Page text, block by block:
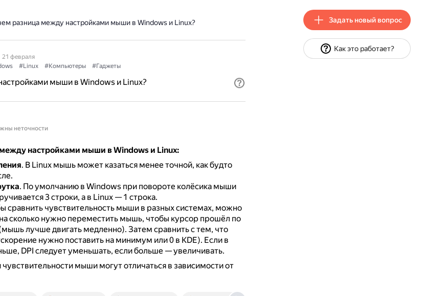
разница между настройками мыши в Windows и Linux?
21 февраля
#Linux #Компьютеры #Гаджеты
мыши в Windows и Linux?
неточности
настройками мыши в Windows и Linux:
. В Linux мышь может казаться менее точной, как будто
. По умолчанию в Windows при повороте колёсика мыши
3 строки, а в Linux — 1 строка.
сравнить чувствительность мыши в разных системах, можно
сколько нужно переместить мышь, чтобы курсор прошёл по
лучше двигать медленно). Затем сравнить с тем, что
нужно поставить на минимум или 0 в KDE). Если в
DPI следует уменьшать, если больше — увеличивать.
мыши могут отличаться в зависимости от
Задать новый вопрос
Как это работает?